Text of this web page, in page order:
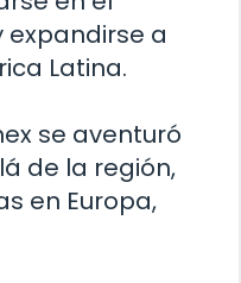
a
Latina.
se aventuró
de la región,
en Europa,